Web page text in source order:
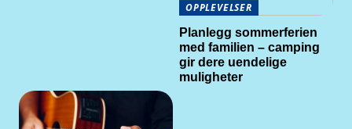
OPPLEVELSER
Planlegg sommerferien
med familien – camping
gir dere uendelige
muligheter